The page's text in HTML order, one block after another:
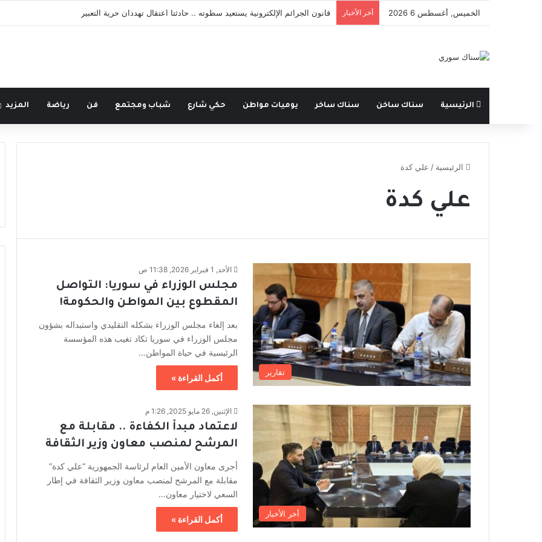
الخميس, أغسطس 6 2026 أخر الأخبار قانون الجرائم الإلكترونية يستعيد سطوته .. حادثتا اعتقال تهددان حرية التعبير
الرئيسية سناك ساخن سناك ساخر يوميات مواطن حكي شارع شباب ومجتمع فن رياضة المزيد
الرئيسية / علي كدة
علي كدة
تقارير
الأحد, 1 فبراير 2026, 11:38 ص
مجلس الوزراء في سوريا: التواصل
المقطوع بين المواطن والحكومة!
بعد إلغاء مجلس الوزراء بشكله التقليدي واستبداله بشؤون
مجلس الوزراء في سوريا تكاد تغيب هذه المؤسسة
الرئيسية في حياة المواطن…
أكمل القراءة »
أخر الأخبار
الإثنين, 26 مايو 2025, 1:26 م
لاعتماد مبدأ الكفاءة .. مقابلة مع
المرشح لمنصب معاون وزير الثقافة
أجرى معاون الأمين العام لرئاسة الجمهورية “علي كدة”
مقابلة مع المرشح لمنصب معاون وزير الثقافة في إطار
السعي لاختيار معاون…
أكمل القراءة »